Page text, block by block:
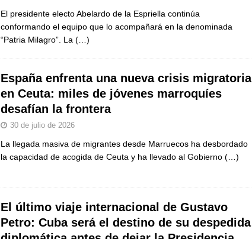
El presidente electo Abelardo de la Espriella continúa
conformando el equipo que lo acompañará en la denominada
“Patria Milagro”. La (…)
España enfrenta una nueva crisis migratoria
en Ceuta: miles de jóvenes marroquíes
desafían la frontera
30 de julio de 2026
La llegada masiva de migrantes desde Marruecos ha desbordado
la capacidad de acogida de Ceuta y ha llevado al Gobierno (…)
El último viaje internacional de Gustavo
Petro: Cuba será el destino de su despedida